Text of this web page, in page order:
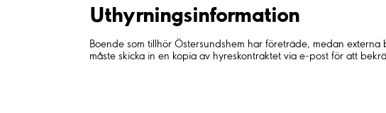
Uthyrnings­information
Boende som tillhör Östersundshem har företräde, medan
måste skicka in en kopia av hyreskontraktet via e-post för att